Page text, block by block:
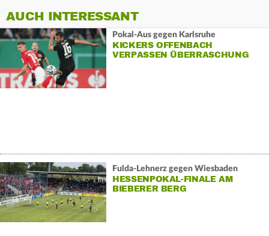
AUCH INTERESSANT
Pokal-Aus gegen Karlsruhe
KICKERS OFFENBACH
VERPASSEN ÜBERRASCHUNG
Fulda-Lehnerz gegen Wiesbaden
HESSENPOKAL-FINALE AM
BIEBERER BERG